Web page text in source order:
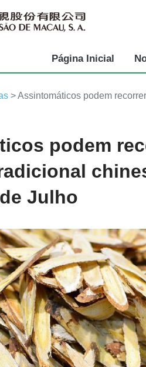
Página Inicial
> Assintomáticos podem
podem
Julho